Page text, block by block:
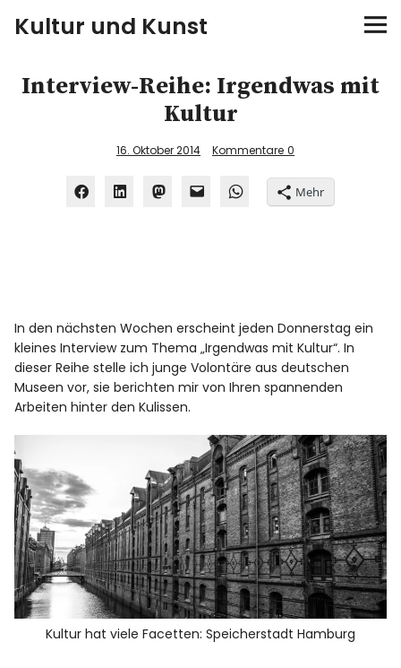
Kultur und Kunst
kultur & kunst
Bloggerreisen
Über mich
Interview-Reihe: Irgendwas mit
Kultur
16. Oktober 2014 Kommentare 0
Mehr
In den nächsten Wochen erscheint jeden Donnerstag ein
kleines Interview zum Thema „Irgendwas mit Kultur“. In
dieser Reihe stelle ich junge Volontäre aus deutschen
Museen vor, sie berichten mir von Ihren spannenden
Arbeiten hinter den Kulissen.
Kultur hat viele Facetten: Speicherstadt Hamburg